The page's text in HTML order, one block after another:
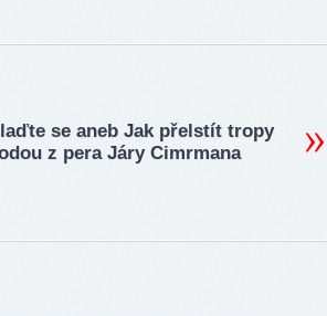
se aneb Jak přelstít tropy
z pera Járy Cimrmana